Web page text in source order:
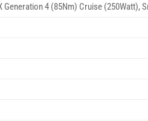
4 (85Nm) Cruise (250Watt),